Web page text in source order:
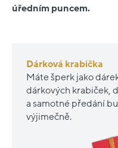
úředním puncem.
Dárková krabička
Máte šperk jako
dárkových krabiček,
a samotné předání
výjimečně.